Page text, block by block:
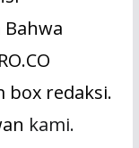
box redaksi.
kami.